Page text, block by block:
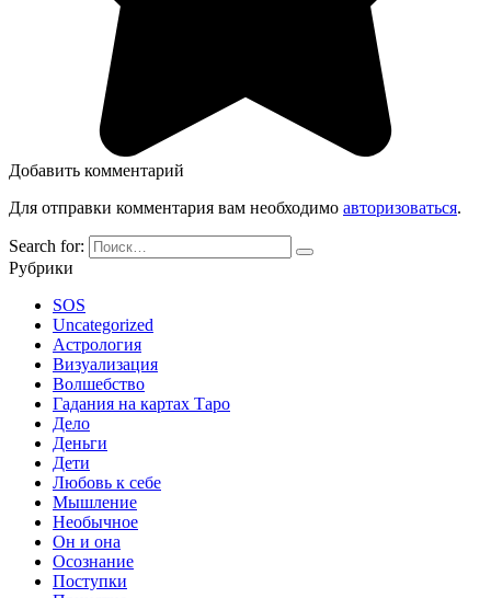
Добавить комментарий
Для отправки комментария вам необходимо авторизоваться.
Search for:
Рубрики
SOS
Uncategorized
Астрология
Визуализация
Волшебство
Гадания на картах Таро
Дело
Деньги
Дети
Любовь к себе
Мышление
Необычное
Он и она
Осознание
Поступки